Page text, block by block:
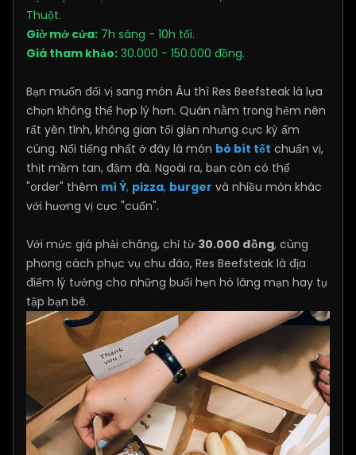
Thuột.
Giờ mở cửa: 7h sáng - 10h tối.
Giá tham khảo: 30.000 - 150.000 đồng.
Bạn muốn đổi vị sang món Âu thì Res Beefsteak là lựa
chọn không thể hợp lý hơn. Quán nằm trong hẻm nên
rất yên tĩnh, không gian tối giản nhưng cực kỳ ấm
cúng. Nổi tiếng nhất ở đây là món bò bít tết chuẩn vị,
thịt mềm tan, đậm đà. Ngoài ra, bạn còn có thể
"order" thêm mì Ý, pizza, burger và nhiều món khác
với hương vị cực "cuốn".
Với mức giá phải chăng, chỉ từ 30.000 đồng, cùng
phong cách phục vụ chu đáo, Res Beefsteak là địa
điểm lý tưởng cho những buổi hẹn hò lãng mạn hay tụ
tập bạn bè.